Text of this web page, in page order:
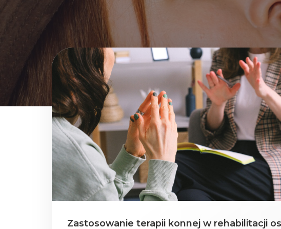
Zastosowanie terapii konnej w rehabilitacji